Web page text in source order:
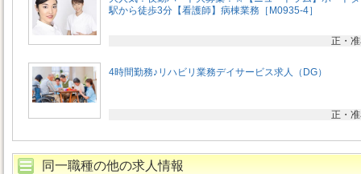
駅から徒歩3分【看護師】病棟業務［M0935-4］
正・
4時間勤務♪リハビリ業務デイサービス求人（DG）
正・
同一職種の他の求人情報